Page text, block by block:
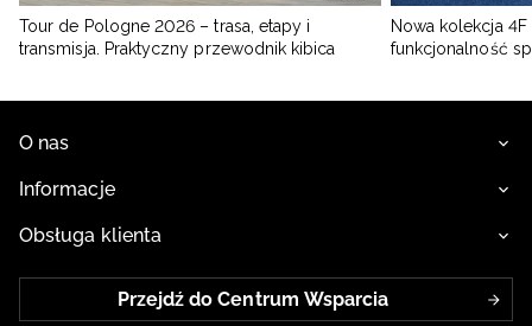
Tour de Pologne 2026 – trasa, etapy i
transmisja. Praktyczny przewodnik kibica
Nowa kolekcja
funkcjonalność
O nas
Informacje
Obsługa klienta
Przejdź do Centrum Wsparcia